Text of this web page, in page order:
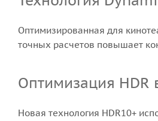
Оптимизированная для
точных расчетов повышает
Оптимизация
Новая технология HDR10+